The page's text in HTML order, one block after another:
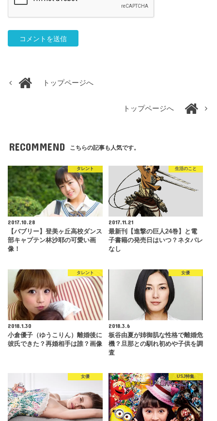
トップページへ
トップページへ
RECOMMEND こちらの記事も人気です。
タレント
2017.10.28
【バブリー】登美ヶ丘高校ダンス
部キャプテン林沙耶の可愛い画
像！
生活のこと
2017.11.21
最新刊【進撃の巨人24巻】と電
子書籍の発売日はいつ？ネタバレ
なし
タレント
2018.1.30
小倉優子（ゆうこりん）離婚後に
彼氏できた？再婚相手は誰？画像
女優
2018.3.6
板谷由夏が姉御肌な性格で離婚危
機？旦那との馴れ初めや子供を調
査
女優 USJ特集